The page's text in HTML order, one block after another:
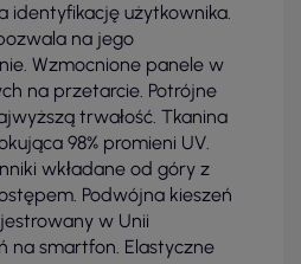
identyfikację użytkownika.
na jego
Wzmocnione panele w
na przetarcie. Potrójne
trwałość. Tkanina
98% promieni UV.
wkładane od góry z
Podwójna kieszeń
w Unii
na smartfon. Elastyczne